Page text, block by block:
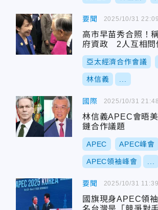
要聞
高市早苗秀合照！
府資政 2人互相問
亞太經濟合作會議
林信義
2025/10/31 22:09
國際
林信義APEC會晤
鏈合作議題
APEC APEC峰會
APEC領袖峰會
2025/10/31 21:48
要聞
國旗現身APEC領
2025/10/31 11:39